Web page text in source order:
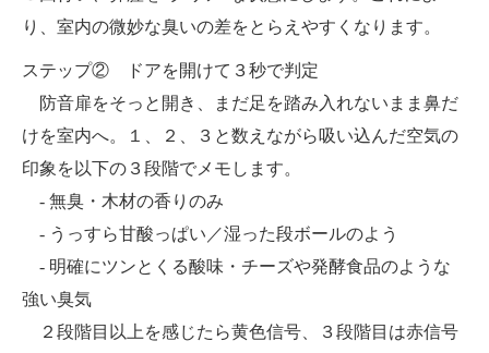
り、室内の微妙な臭いの差をとらえやすくなります。
ステップ② ドアを開けて３秒で判定
防音扉をそっと開き、まだ足を踏み入れないまま鼻だ
けを室内へ。１、２、３と数えながら吸い込んだ空気の
印象を以下の３段階でメモします。
- 無臭・木材の香りのみ
- うっすら甘酸っぱい／湿った段ボールのよう
- 明確にツンとくる酸味・チーズや発酵食品のような
強い臭気
２段階目以上を感じたら黄色信号、３段階目は赤信号